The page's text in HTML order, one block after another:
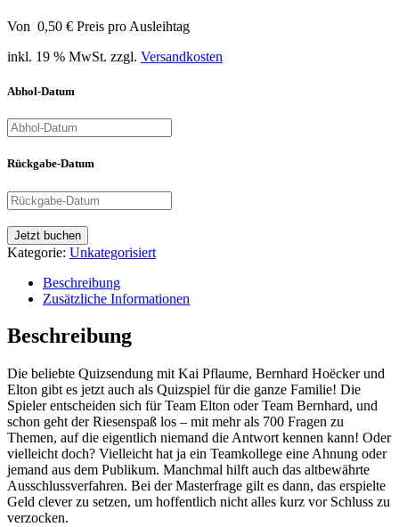
Von 0,50 € Preis pro Ausleihtag
inkl. 19 % MwSt. zzgl. Versandkosten
Abhol-Datum
Rückgabe-Datum
Jetzt buchen
Kategorie: Unkategorisiert
Beschreibung
Zusätzliche Informationen
Beschreibung
Die beliebte Quizsendung mit Kai Pflaume, Bernhard Hoëcker und
Elton gibt es jetzt auch als Quizspiel für die ganze Familie! Die
Spieler entscheiden sich für Team Elton oder Team Bernhard, und
schon geht der Riesenspaß los – mit mehr als 700 Fragen zu
Themen, auf die eigentlich niemand die Antwort kennen kann! Oder
vielleicht doch? Vielleicht hat ja ein Teamkollege eine Ahnung oder
jemand aus dem Publikum. Manchmal hilft auch das altbewährte
Ausschlussverfahren. Bei der Masterfrage gilt es dann, das erspielte
Geld clever zu setzen, um hoffentlich nicht alles kurz vor Schluss zu
verzocken.